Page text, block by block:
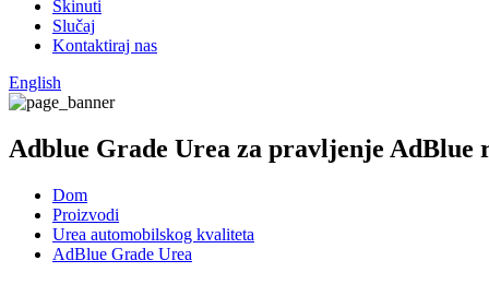
Skinuti
Slučaj
Kontaktiraj nas
English
Adblue Grade Urea za pravljenje AdBlue
Dom
Proizvodi
Urea automobilskog kvaliteta
AdBlue Grade Urea